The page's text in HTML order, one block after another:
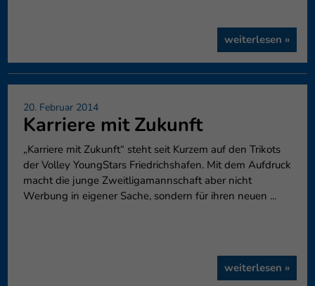
weiterlesen »
20. Februar 2014
Karriere mit Zukunft
„Karriere mit Zukunft“ steht seit Kurzem auf den Trikots
der Volley YoungStars Friedrichshafen. Mit dem Aufdruck
macht die junge Zweitligamannschaft aber nicht
Werbung in eigener Sache, sondern für ihren neuen ...
weiterlesen »